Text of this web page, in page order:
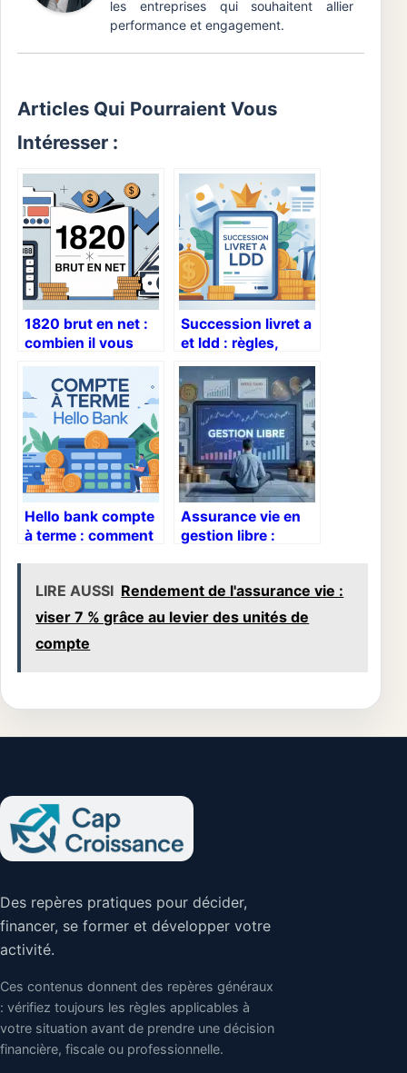
les entreprises qui souhaitent allier
performance et engagement.
Articles Qui Pourraient Vous
Intéresser :
1820 brut en net :
combien il vous
Succession livret a
et ldd : règles,
optimisations
possibles
Hello bank compte
à terme : comment
intelligemment
Assurance vie en
gestion libre :
épargne et
optimisez vos frais
LIRE AUSSI Rendement de l'assurance vie :
viser 7 % grâce au levier des unités de
compte
Des repères pratiques pour décider,
financer, se former et développer votre
activité.
Ces contenus donnent des repères généraux
: vérifiez toujours les règles applicables à
votre situation avant de prendre une décision
financière, fiscale ou professionnelle.